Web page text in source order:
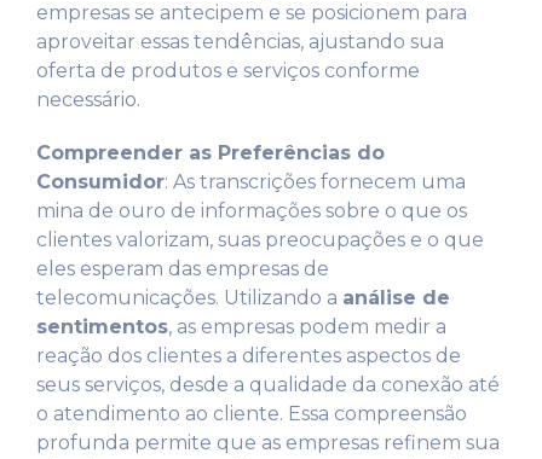
empresas se antecipem e se posicionem para
aproveitar essas tendências, ajustando sua
oferta de produtos e serviços conforme
necessário.
Compreender as Preferências do
Consumidor: As transcrições fornecem uma
mina de ouro de informações sobre o que os
clientes valorizam, suas preocupações e o que
eles esperam das empresas de
telecomunicações. Utilizando a análise de
sentimentos, as empresas podem medir a
reação dos clientes a diferentes aspectos de
seus serviços, desde a qualidade da conexão até
o atendimento ao cliente. Essa compreensão
profunda permite que as empresas refinem sua